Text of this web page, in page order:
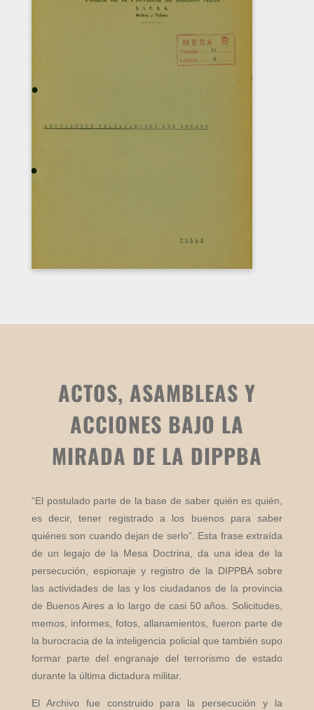
“ASOCIACIÓN DE TRABAJADORES DEL
ESTADO” (ATE)
Carátula del legajo sobre la “Asociación de
DIPPBA- Div. Cen. AyF, Mesa B, carpeta 93,
ACTOS, ASAMBLEAS Y
ACCIONES BAJO LA
MIRADA DE LA DIPPBA
“El postulado parte de la base de saber quién es quién,
es decir, tener registrado a los buenos para saber
quiénes son cuando dejan de serlo”. Esta frase extraída
de un legajo de la Mesa Doctrina, da una idea de la
persecución, espionaje y registro de la DIPPBA sobre
las actividades de las y los ciudadanos de la provincia
de Buenos Aires a lo largo de casi 50 años. Solicitudes,
memos, informes, fotos, allanamientos, fueron parte de
la burocracia de la inteligencia policial que tambiénsupo
formar parte del engranaje del terrorismo de estado
durante la última dictadura militar.
El Archivo fue construido para la persecución y la